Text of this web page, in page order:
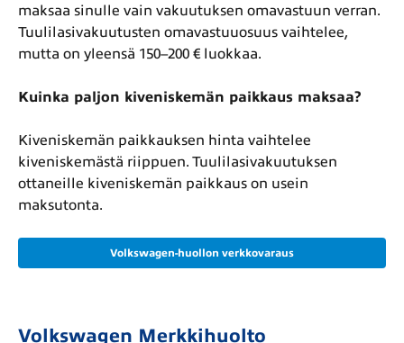
maksaa sinulle vain vakuutuksen omavastuun verran.
Tuulilasivakuutusten omavastuuosuus vaihtelee,
mutta on yleensä 150–200 € luokkaa.
Kuinka paljon kiveniskemän paikkaus maksaa?
Kiveniskemän paikkauksen hinta vaihtelee
kiveniskemästä riippuen. Tuulilasivakuutuksen
ottaneille kiveniskemän paikkaus on usein
maksutonta.
Volkswagen-huollon verkkovaraus
Volkswagen Merkkihuolto